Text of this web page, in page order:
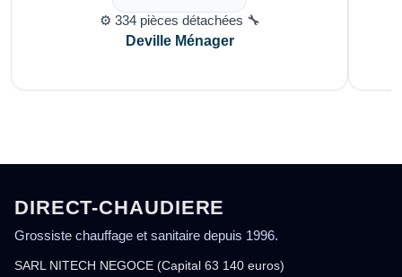
⚙️ 334 pièces détachées 🔧
Deville Ménager
DIRECT-CHAUDIERE
Grossiste chauffage et sanitaire depuis 1996.
SARL NITECH NEGOCE (Capital 63 140 euros)